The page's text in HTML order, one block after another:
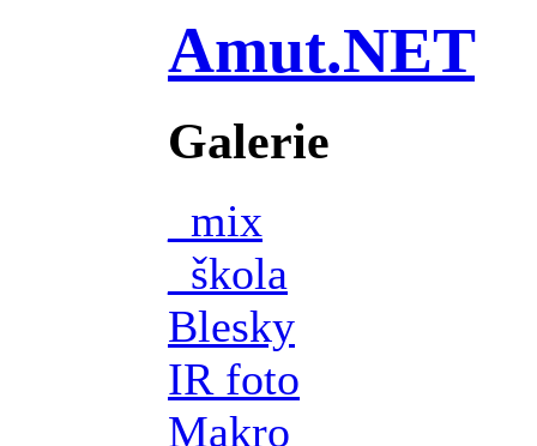
Amut.NET
Galerie
_mix
_škola
Blesky
IR foto
Makro